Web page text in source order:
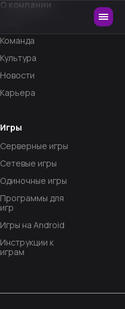
Игры
Серверные игры
Сетевые игры
Одиночные игры
Программы для
игр
Игры на Android
Инструкции к
играм
О компании
Команда
Культура
Новости
Карьера